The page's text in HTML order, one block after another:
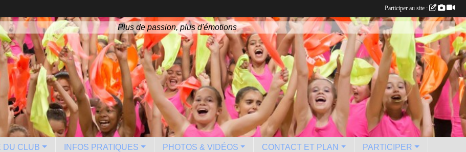
Plus de passion, plus d'émotions
DU CLUB INFOS PRATIQUES PHOTOS & VIDÉOS CONTACT ET PLAN PARTICIPER
Participer au site :